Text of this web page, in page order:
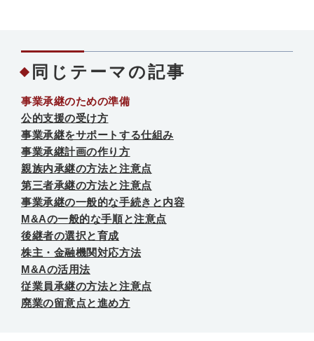
同じテーマの記事
事業承継のための準備
公的支援の受け方
事業承継をサポートする仕組み
事業承継計画の作り方
親族内承継の方法と注意点
第三者承継の方法と注意点
事業承継の一般的な手続きと内容
M&Aの一般的な手順と注意点
後継者の選択と育成
株主・金融機関対応方法
M&Aの活用法
従業員承継の方法と注意点
廃業の留意点と進め方